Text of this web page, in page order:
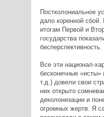
Постколониальное
дало коренной
итогам Первой и
государства
бесперспективность.
Все эти национал-
бесконечные «исты»
т.д.) довели свои
них открыто
деколонизации и
огромных жертв. Я